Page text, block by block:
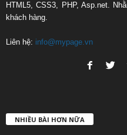
HTML5, CSS3, PHP, Asp.net.
khách hàng.
Liên hệ: info@mypage.vn
NHIỀU BÀI HƠN NỮA